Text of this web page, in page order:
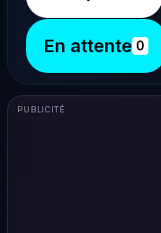
En attente 0
PUBLICITÉ